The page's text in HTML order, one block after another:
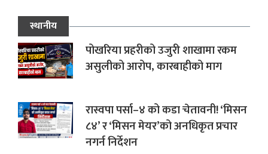
स्थानीय
पोखरिया प्रहरीको उजुरी शाखामा रकम
असुलीको आरोप, कारबाहीको माग
रास्वपा पर्सा–४ को कडा चेतावनी! ‘मिसन
८४’ र ‘मिसन मेयर’को अनधिकृत प्रचार
नगर्न निर्देशन